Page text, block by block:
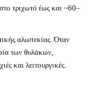
τριχωτό έως και ~60–
αλωπεκίας. Όταν
των θυλάκων,
και λειτουργικές.